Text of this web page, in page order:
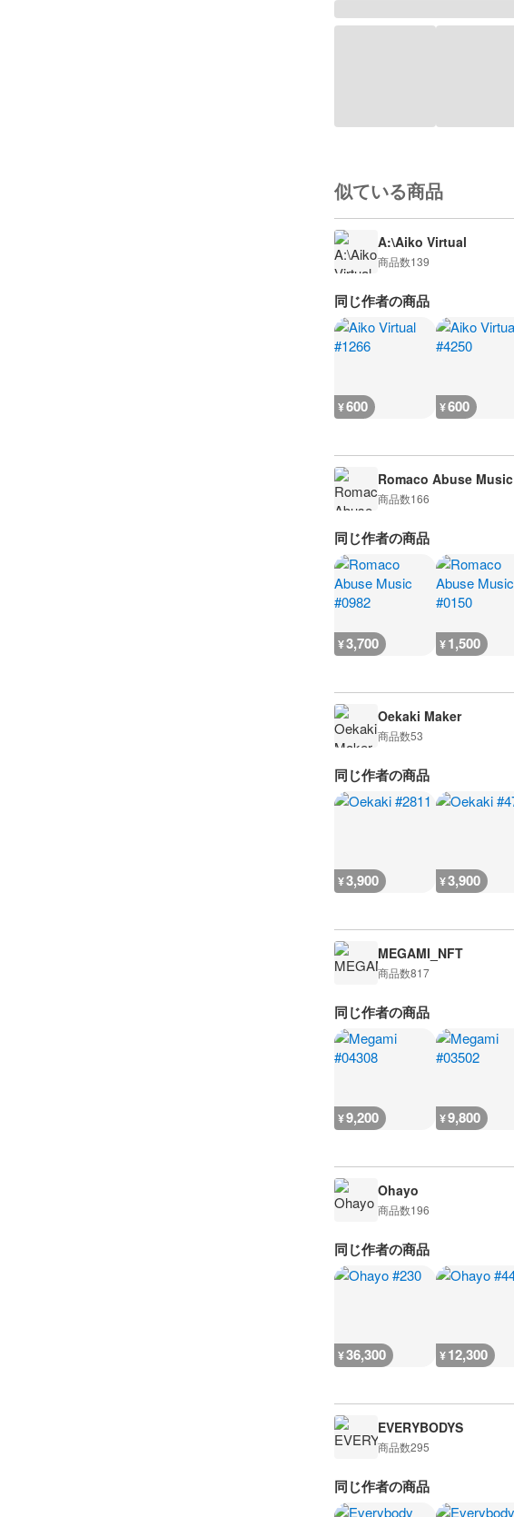
似ている商品
A:\Aiko Virtual
商品数139
同じ作者の商品
¥600 ¥600
Romaco Abuse Music
商品数166
同じ作者の商品
¥3,700 ¥1,500
Oekaki Maker
商品数53
同じ作者の商品
¥3,900 ¥3,900
MEGAMI_NFT
商品数817
同じ作者の商品
¥9,200 ¥9,800
Ohayo
商品数196
同じ作者の商品
¥36,300 ¥12,300
EVERYBODYS
商品数295
同じ作者の商品